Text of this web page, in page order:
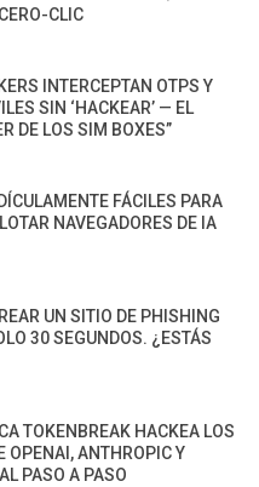
CLIC
INTERCEPTAN OTPS Y
SIN ‘HACKEAR’ — EL
DE LOS SIM BOXES”
FÁCILES PARA
NAVEGADORES DE IA
UN SITIO DE PHISHING
30 SEGUNDOS. ¿ESTÁS
TOKENBREAK HACKEA LOS
OPENAI, ANTHROPIC Y
PASO A PASO